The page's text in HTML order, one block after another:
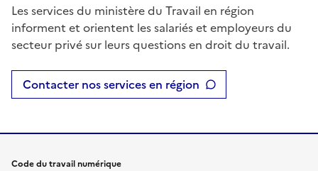
Les services du ministère du Travail en région
informent et orientent les salariés et employeurs du
secteur privé sur leurs questions en droit du travail.
Contacter nos services en région
Code du travail numérique